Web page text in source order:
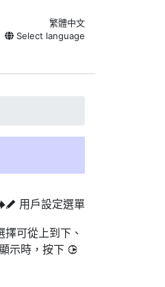
繁體中文
Select language
A 用戶設定選單
可從上到下、
示時，按下 2